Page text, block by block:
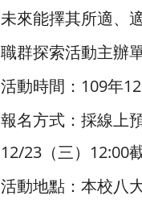
未來能擇其所適、
職群探索活動主辦
活動時間：109年
報名方式：採線上
12/23（三）12:00
活動地點：本校八